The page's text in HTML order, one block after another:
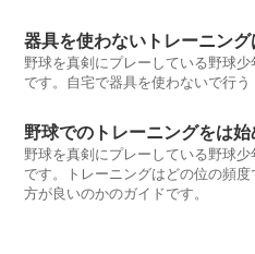
器具を使わないトレーニング
野球を真剣にプレーしている野球
です。自宅で器具を使わないで行う
野球でのトレーニングをは始
野球を真剣にプレーしている野球
です。トレーニングはどの位の頻
方が良いのかのガイドです。